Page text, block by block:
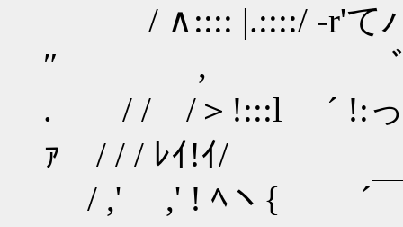
/ ∧:::: |.::::/ -r'
″ , ﾞ jｨ
. / / /＞!:::l ´ !:
ｧ / / / ﾚｲ!ｲ/
/ ,' ,' ! ﾍヽ{